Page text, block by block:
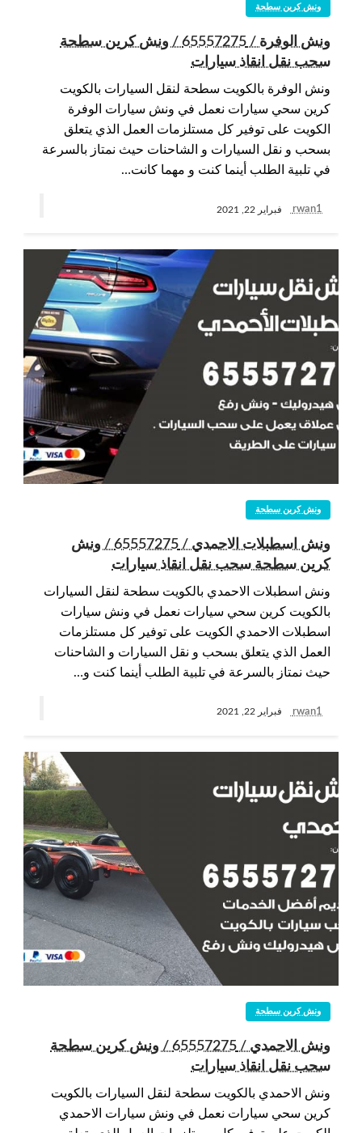
ونش كرين سطحة
ونش الوفرة / 65557275 / ونش كرين سطحة
سحب نقل انقاذ سيارات
ونش الوفرة بالكويت سطحة لنقل السيارات بالكويت
كرين سحي سيارات نعمل في ونش سيارات الوفرة
الكويت على توفير كل مستلزمات العمل الذي يتعلق
بسحب و نقل السيارات و الشاحنات حيث نمتاز بالسرعة
في تلبية الطلب أينما كنت و مهما كانت…
rwan1 فبراير 22, 2021
ونش كرين سطحة
ونش اسطبلات الاحمدي / 65557275 / ونش
كرين سطحة سحب نقل انقاذ سيارات
ونش اسطبلات الاحمدي بالكويت سطحة لنقل السيارات
بالكويت كرين سحي سيارات نعمل في ونش سيارات
اسطبلات الاحمدي الكويت على توفير كل مستلزمات
العمل الذي يتعلق بسحب و نقل السيارات و الشاحنات
حيث نمتاز بالسرعة في تلبية الطلب أينما كنت و…
rwan1 فبراير 22, 2021
ونش كرين سطحة
ونش الاحمدي / 65557275 / ونش كرين سطحة
سحب نقل انقاذ سيارات
ونش الاحمدي بالكويت سطحة لنقل السيارات بالكويت
كرين سحي سيارات نعمل في ونش سيارات الاحمدي